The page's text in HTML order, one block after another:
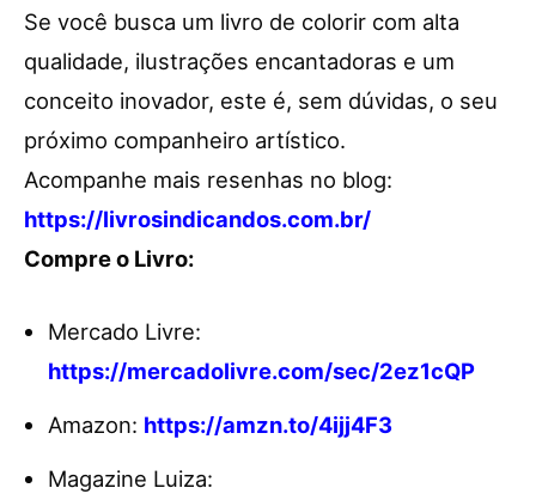
Se você busca um livro de colorir com alta
qualidade, ilustrações encantadoras e um
conceito inovador, este é, sem dúvidas, o seu
próximo companheiro artístico.
Acompanhe mais resenhas no blog:
https://livrosindicandos.com.br/
Compre o Livro:
Mercado Livre:
https://mercadolivre.com/sec/2ez1cQP
Amazon: https://amzn.to/4ijj4F3
Magazine Luiza: